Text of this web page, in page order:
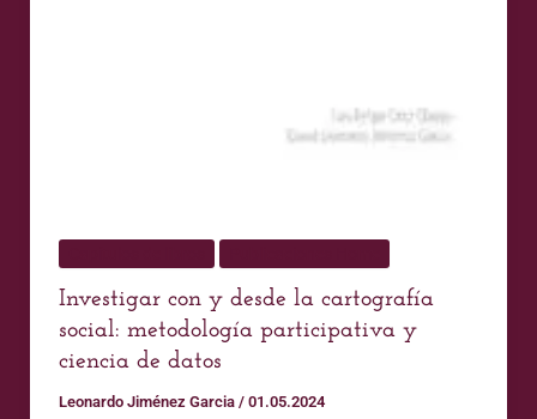
Investigar con y desde la cartografía
social: metodología participativa y
ciencia de datos
Leonardo Jiménez Garcia / 01.05.2024